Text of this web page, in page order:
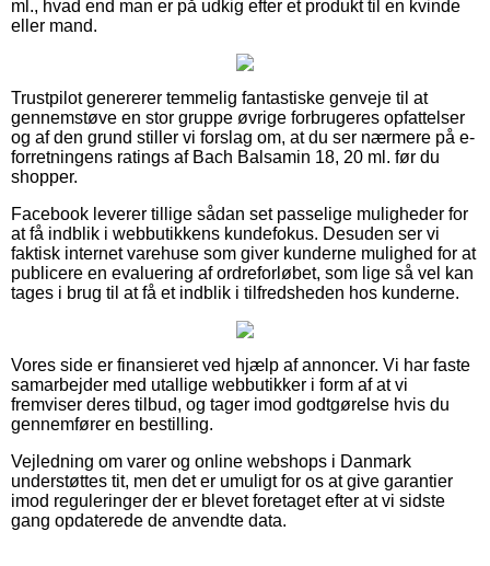
ml., hvad end man er på udkig efter et produkt til en kvinde
eller mand.
Trustpilot genererer temmelig fantastiske genveje til at
gennemstøve en stor gruppe øvrige forbrugeres opfattelser
og af den grund stiller vi forslag om, at du ser nærmere på e-
forretningens ratings af Bach Balsamin 18, 20 ml. før du
shopper.
Facebook leverer tillige sådan set passelige muligheder for
at få indblik i webbutikkens kundefokus. Desuden ser vi
faktisk internet varehuse som giver kunderne mulighed for at
publicere en evaluering af ordreforløbet, som lige så vel kan
tages i brug til at få et indblik i tilfredsheden hos kunderne.
Vores side er finansieret ved hjælp af annoncer. Vi har faste
samarbejder med utallige webbutikker i form af at vi
fremviser deres tilbud, og tager imod godtgørelse hvis du
gennemfører en bestilling.
Vejledning om varer og online webshops i Danmark
understøttes tit, men det er umuligt for os at give garantier
imod reguleringer der er blevet foretaget efter at vi sidste
gang opdaterede de anvendte data.